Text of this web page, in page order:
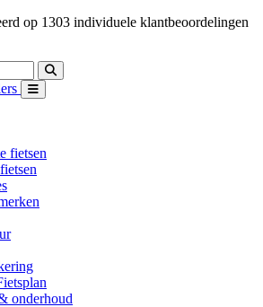
op 1303 individuele klantbeoordelingen
fietsen
onderhoud